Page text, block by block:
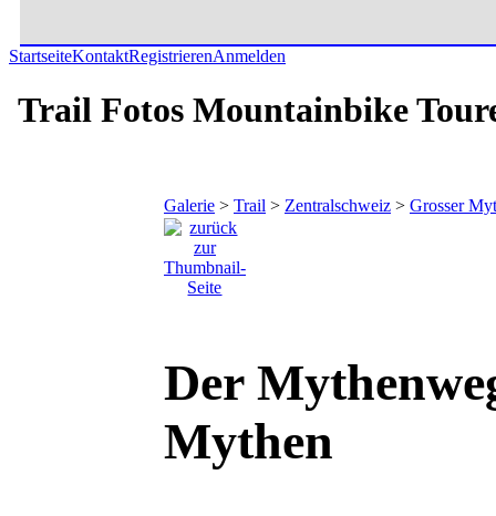
StartseiteKontaktRegistrierenAnmelden
Trail Fotos Mountainbike
Galerie > Trail > Zentralschweiz > Grosser
Der
Mythen